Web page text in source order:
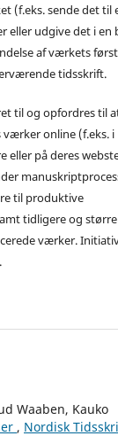
(f.eks. sende det til
eller udgive det i en
af værkets
tidsskrift.
til og opfordres til
værker online (f.eks. i
eller på deres
til produktive
tidligere og større
værker.
Waaben, Kauko
, Nordisk